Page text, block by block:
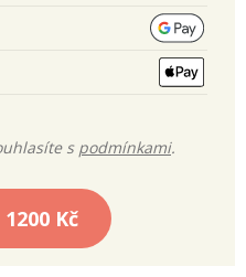
s podmínkami.
1200 Kč